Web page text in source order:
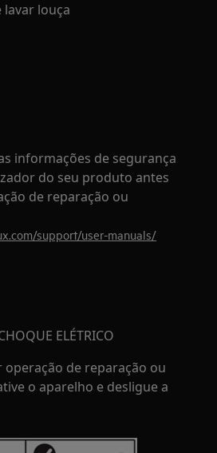
lavar louça
informações de segurança
do seu produto antes
de reparação ou
support/user-manuals/
ELÉTRICO
operação de reparação ou
o aparelho e desligue a